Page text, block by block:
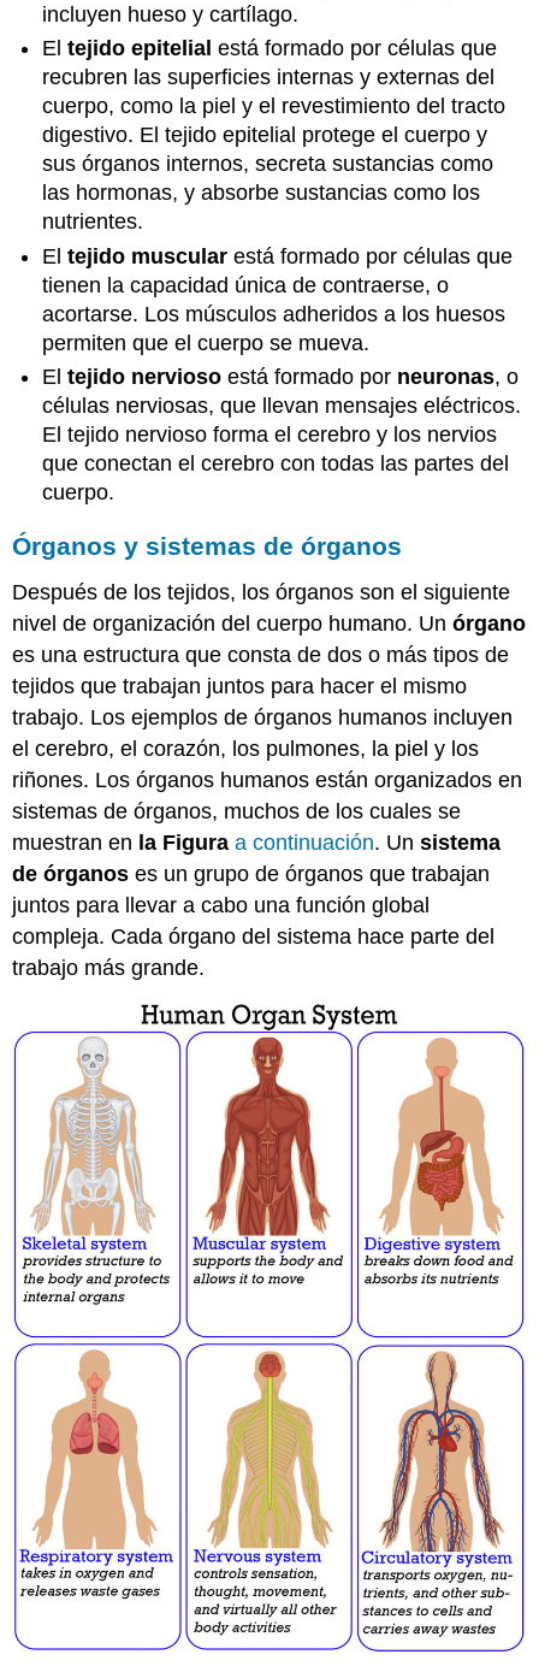
incluyen hueso y cartílago.
Eltejido epitelial está formado por células que
recubren las superficies internas y externas del
cuerpo, como la piel y el revestimiento del tracto
digestivo. El tejido epitelial protege el cuerpo y
sus órganos internos, secreta sustancias como
las hormonas, y absorbe sustancias como los
nutrientes.
Eltejido muscular está formado por células que
tienen la capacidad única de contraerse, o
acortarse. Los músculos adheridos a los huesos
permiten que el cuerpo se mueva.
Eltejido nervioso está formado por neuronas, o
células nerviosas, que llevan mensajes eléctricos.
El tejido nervioso forma el cerebro y los nervios
que conectan el cerebro con todas las partes del
cuerpo.
Órganos y sistemas de órganos
Después de los tejidos, los órganos son el siguiente
nivel de organización del cuerpo humano. Unórgano
es una estructura que consta de dos o más tipos de
tejidos que trabajan juntos para hacer el mismo
trabajo. Los ejemplos de órganos humanos incluyen
el cerebro, el corazón, los pulmones, la piel y los
riñones. Los órganos humanos están organizados en
sistemas de órganos, muchos de los cuales se
muestran en la Figura a continuación. Unsistema
de órganos es un grupo de órganos que trabajan
juntos para llevar a cabo una función global
compleja. Cada órgano del sistema hace parte del
trabajo más grande.